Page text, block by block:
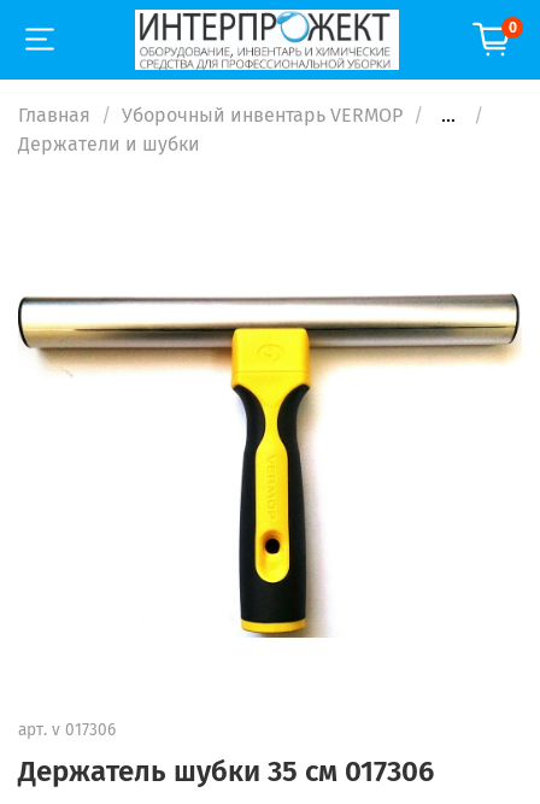
0
Главная Уборочный инвентарь VERMOP
...
Держатели и шубки
арт. v 017306
Держатель шубки 35 см 017306